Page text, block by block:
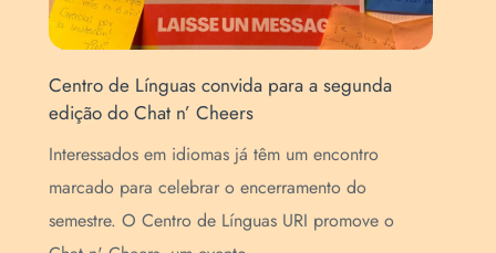
Centro de Línguas convida para a segunda
edição do Chat n’ Cheers
Interessados em idiomas já têm um encontro
marcado para celebrar o encerramento do
semestre. O Centro de Línguas URI promove o